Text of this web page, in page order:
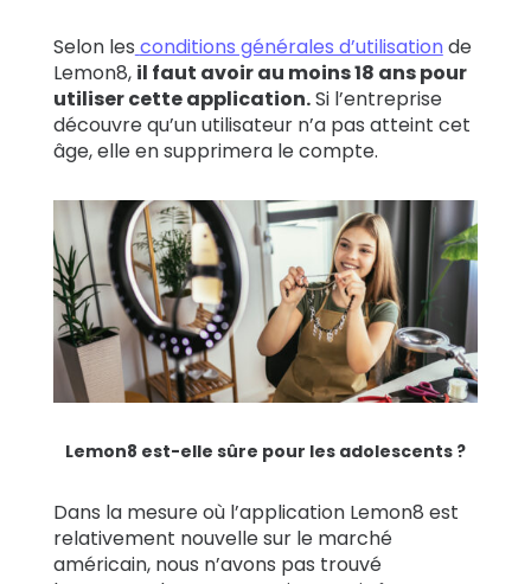
Selon les conditions générales d’utilisation de
Lemon8, il faut avoir au moins 18 ans pour
utiliser cette application.Si l’entreprise
découvre qu’un utilisateur n’a pas atteint cet
âge, elle en supprimera le compte.
Lemon8 est-elle sûre pour les adolescents ?
Dans la mesure où l’application Lemon8 est
relativement nouvelle sur le marché
américain, nous n’avons pas trouvé